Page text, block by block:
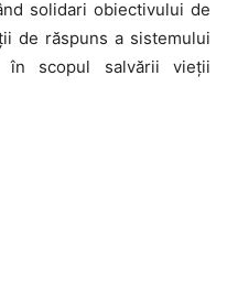
solidari obiectivului de
de răspuns a sistemului
în scopul salvării vieții